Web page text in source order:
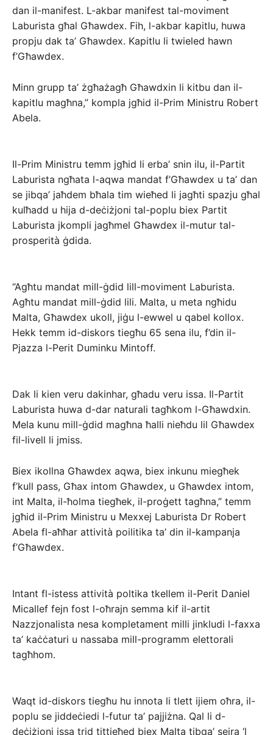
dan il-manifest. L-akbar manifest tal-moviment
Laburista għal Għawdex. Fih, l-akbar kapitlu, huwa
propju dak ta’ Għawdex. Kapitlu li twieled hawn
f’Għawdex.
Minn grupp ta’ żgħażagħ Għawdxin li kitbu dan il-
kapitlu magħna,” kompla jgħid il-Prim Ministru Robert
Abela.
Il-Prim Ministru temm jgħid li erba’ snin ilu, il-Partit
Laburista ngħata l-aqwa mandat f’Għawdex u ta’ dan
se jibqa’ jaħdem bħala tim wieħed li jagħti spazju għal
kulħadd u hija d-deċiżjoni tal-poplu biex Partit
Laburista jkompli jagħmel Għawdex il-mutur tal-
prosperità ġdida.
“Agħtu mandat mill-ġdid lill-moviment Laburista.
Agħtu mandat mill-ġdid lili. Malta, u meta ngħidu
Malta, Għawdex ukoll, jiġu l-ewwel u qabel kollox.
Hekk temm id-diskors tiegħu 65 sena ilu, f’din il-
Pjazza l-Perit Duminku Mintoff.
Dak li kien veru dakinhar, għadu veru issa. Il-Partit
Laburista huwa d-dar naturali tagħkom l-Għawdxin.
Mela kunu mill-ġdid magħna ħalli nieħdu lil Għawdex
fil-livell li jmiss.
Biex ikollna Għawdex aqwa, biex inkunu miegħek
f’kull pass, Għax intom Għawdex, u Għawdex intom,
int Malta, il-ħolma tiegħek, il-proġett tagħna,” temm
jgħid il-Prim Ministru u Mexxej Laburista Dr Robert
Abela fl-aħħar attività poilitika ta’ din il-kampanja
f’Għawdex.
Intant fl-istess attività poltika tkellem il-Perit Daniel
Micallef fejn fost l-oħrajn semma kif il-artit
Nazzjonalista nesa kompletament milli jinkludi l-faxxa
ta’ kaċċaturi u nassaba mill-programm elettorali
tagħhom.
Waqt id-diskors tiegħu hu innota li tlett ijiem oħra, il-
poplu se jiddeċiedi l-futur ta’ pajjiżna. Qal li d-
deċiżjoni issa trid tittieħed biex Malta tibqa’ sejra ‘l